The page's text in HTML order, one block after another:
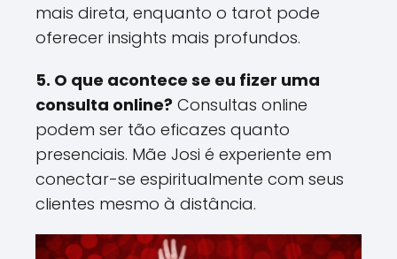
mais direta, enquanto o tarot pode
oferecer insights mais profundos​.
5. O que acontece se eu fizer uma
consulta online? Consultas online
podem ser tão eficazes quanto
presenciais. Mãe Josi é experiente em
conectar-se espiritualmente com seus
clientes mesmo à distância​.